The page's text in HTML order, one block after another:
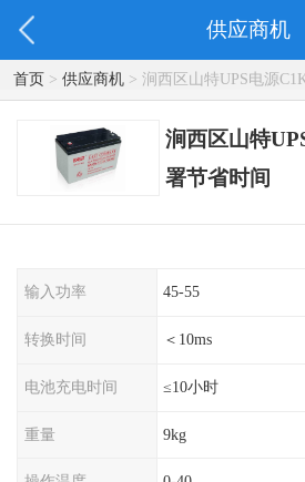
供应商机
首页> 供应商机> 涧西区山特UPS电源
涧西区山特
署节省时间
输入功率 45-55
转换时间 ＜10ms
电池充电时间 ≤10小时
重量 9kg